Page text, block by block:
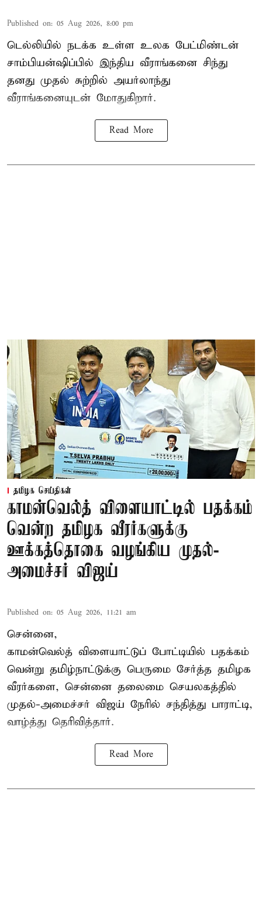
Published on: 05 Aug 2026, 8:00 pm
டெல்லியில் நடக்க உள்ள உலக பேட்மிண்டன்
சாம்பியன்ஷிப்பில் இந்திய வீராங்கனை சிந்து
தனது முதல் சுற்றில் அயர்லாந்து
வீராங்கனையுடன் மோதுகிறார்.
Read More
தமிழக செய்திகள்
காமன்வெல்த் விளையாட்டில் பதக்கம்
வென்ற தமிழக வீரர்களுக்கு
ஊக்கத்தொகை வழங்கிய முதல்-
அமைச்சர் விஜய்
Published on: 05 Aug 2026, 11:21 am
சென்னை,
காமன்வெல்த் விளையாட்டுப் போட்டியில் பதக்கம்
வென்று தமிழ்நாட்டுக்கு பெருமை சேர்த்த தமிழக
வீரர்களை, சென்னை தலைமை செயலகத்தில்
முதல்-அமைச்சர் விஜய் நேரில் சந்தித்து பாராட்டி,
வாழ்த்து தெரிவித்தார்.
Read More